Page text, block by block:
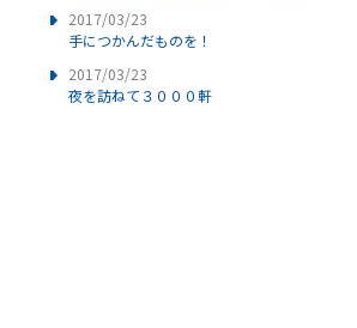
2017/03/23
手につかんだものを！
2017/03/23
夜を訪ねて３０００軒